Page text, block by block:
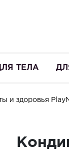
ТЕЛА
и здоровья